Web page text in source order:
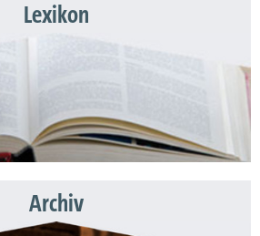
Lexikon
Archiv